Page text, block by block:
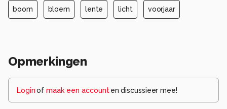
boom bloem lente licht voorjaar
Opmerkingen
Loginof maak een account en discussieer mee!